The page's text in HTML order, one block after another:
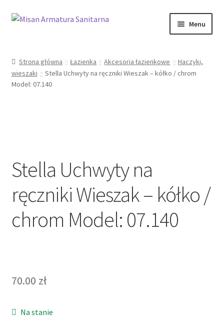
Przejdź
Przejdź
Menu
Moje konto
Strona główna Łazienka Akcesoria łazienkowe
Haczyki,
wieszaki
Stella Uchwyty na ręczniki Wieszak – kółko / chrom
Model: 07.140
Stella Uchwyty na
ręczniki Wieszak – kółko /
chrom Model: 07.140
70.00 zł
Na stanie